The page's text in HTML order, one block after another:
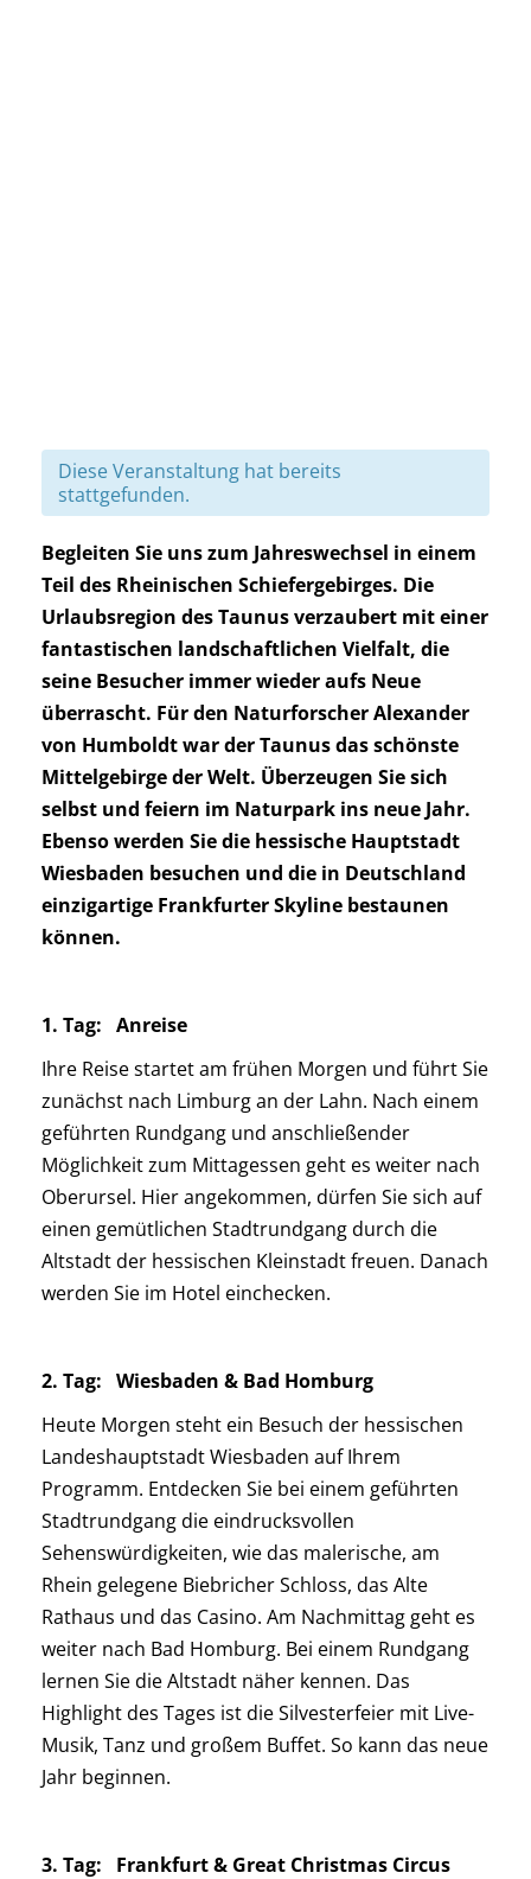
Diese Veranstaltung hat bereits
stattgefunden.
Begleiten Sie uns zum Jahreswechsel in einem
Teil des Rheinischen Schiefergebirges. Die
Urlaubsregion des Taunus verzaubert mit einer
fantastischen landschaftlichen Vielfalt, die
seine Besucher immer wieder aufs Neue
überrascht. Für den Naturforscher Alexander
von Humboldt war der Taunus das schönste
Mittelgebirge der Welt. Überzeugen Sie sich
selbst und feiern im Naturpark ins neue Jahr.
Ebenso werden Sie die hessische Hauptstadt
Wiesbaden besuchen und die in Deutschland
einzigartige Frankfurter Skyline bestaunen
können.
1. Tag: Anreise
Ihre Reise startet am frühen Morgen und führt Sie
zunächst nach Limburg an der Lahn. Nach einem
geführten Rundgang und anschließender
Möglichkeit zum Mittagessen geht es weiter nach
Oberursel. Hier angekommen, dürfen Sie sich auf
einen gemütlichen Stadtrundgang durch die
Altstadt der hessischen Kleinstadt freuen. Danach
werden Sie im Hotel einchecken.
2. Tag: Wiesbaden & Bad Homburg
Heute Morgen steht ein Besuch der hessischen
Landeshauptstadt Wiesbaden auf Ihrem
Programm. Entdecken Sie bei einem geführten
Stadtrundgang die eindrucksvollen
Sehenswürdigkeiten, wie das malerische, am
Rhein gelegene Biebricher Schloss, das Alte
Rathaus und das Casino. Am Nachmittag geht es
weiter nach Bad Homburg. Bei einem Rundgang
lernen Sie die Altstadt näher kennen. Das
Highlight des Tages ist die Silvesterfeier mit Live-
Musik, Tanz und großem Buffet. So kann das neue
Jahr beginnen.
3. Tag: Frankfurt & Great Christmas Circus